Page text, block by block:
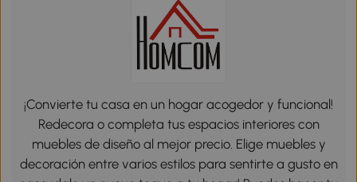
¡Convierte tu casa en un hogar acogedor y funcional!
Redecora o completa tus espacios interiores con
muebles de diseño al mejor precio. Elige muebles y
decoración entre varios estilos para sentirte a gusto en